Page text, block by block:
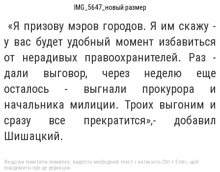
IMG_5647_новый размер
«Я призову мэров городов. Я им скажу -
у вас будет удобный момент избавиться
от нерадивых правоохранителей. Раз -
дали выговор, через неделю еще
осталось - выгнали прокурора и
начальника милиции. Троих выгоним и
сразу все прекратится»,- добавил
Шишацкий.
Якщо ви помітили помилку, виділіть необхідний текст і натисніть Ctrl + Enter, щоб
повідомити про це редакцію